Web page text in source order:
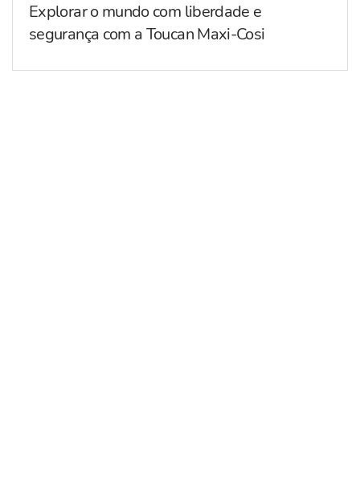
Explorar o mundo com liberdade e
segurança com a Toucan Maxi-Cosi